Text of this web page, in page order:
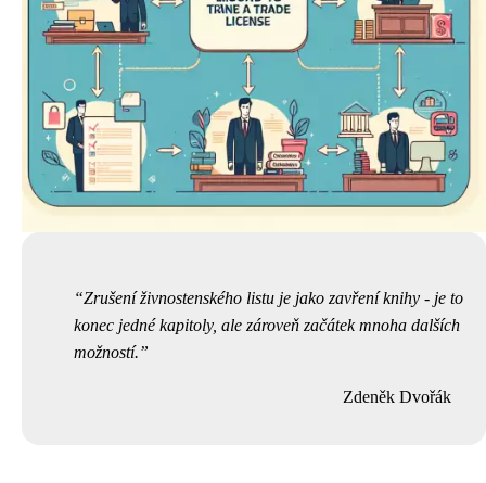
Zrušení živnostenského listu je jako zavření knihy - je to
konec jedné kapitoly, ale zároveň začátek mnoha dalších
možností.
Zdeněk Dvořák